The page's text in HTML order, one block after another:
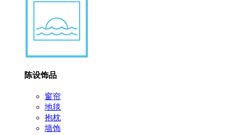
陈设饰品
窗帘
地毯
抱枕
墙饰